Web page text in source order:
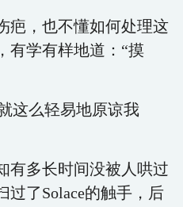
疤，也不懂如何处理这
有学有样地道：“摸
这么轻易地原谅我
有多长时间没被人哄过
过了Solace的触手，后